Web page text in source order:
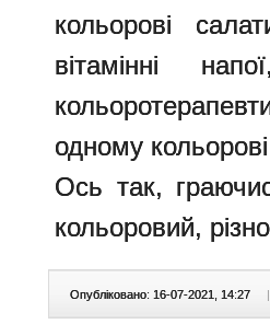
кольорові
вітамінні
одному
Ось так,
кольоровий,
Опубліковано: 16-07-2021, 14:27 |